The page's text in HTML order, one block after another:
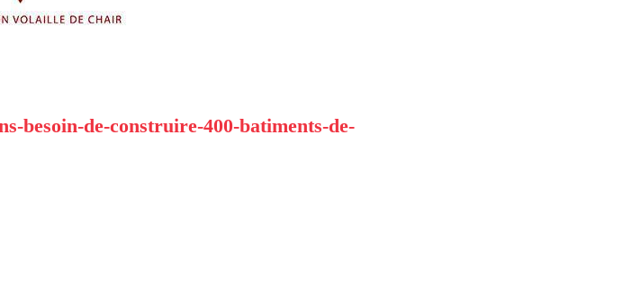
besoin-de-construire-400-batiments-de-